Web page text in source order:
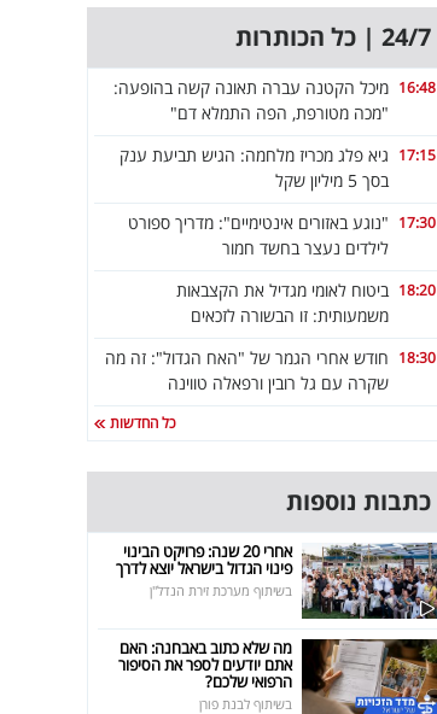
24/7 | כל הכותרות
16:48 מיכל הקטנה עברה תאונה קשה בהופעה:
"מכה מטורפת, הפה התמלא דם"
17:15 גיא פלג מכריז מלחמה: הגיש תביעת ענק
בסך 5 מיליון שקל
17:30 "נוגע באזורים אינטימיים": מדריך ספורט
לילדים נעצר בחשד חמור
18:20 ביטוח לאומי מגדיל את הקצבאות
משמעותית: זו הבשורה לזכאים
18:30 חודש אחרי הגמר של "האח הגדול": זה מה
שקרה עם גל רובין ורפאלה טווינה
כל החדשות
כתבות נוספות
אחרי 20 שנה: פרויקט הבינוי
פינוי הגדול בישראל יוצא לדרך
בשיתוף מערכת זירת הנדל"ן
מה שלא כתוב באבחנה: האם
אתם יודעים לספר את הסיפור
הרפואי שלכם?
בשיתוף לבנת פורן